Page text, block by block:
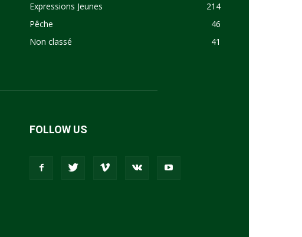
Expressions Jeunes
214
Pêche
46
Non classé
41
FOLLOW US